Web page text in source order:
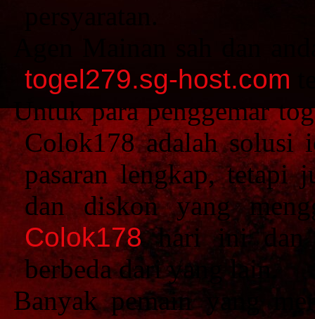
togel279.sg-host.com
Untuk para penggemar
Colok178 adalah solusi
pasaran lengkap, tetapi
dan diskon yang
Colok178hari ini dan
berbeda dari yang lain.
Banyak pemain yang